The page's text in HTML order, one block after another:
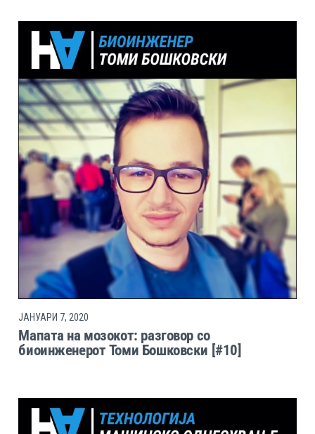
ЈАНУАРИ 7, 2020
Мапата на мозокот: разговор со
биоинженерот Томи Бошковски [#10]